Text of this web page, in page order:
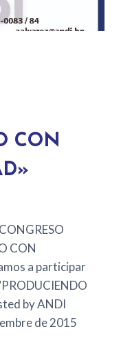
CON
CON
a participar
by ANDI
de 2015